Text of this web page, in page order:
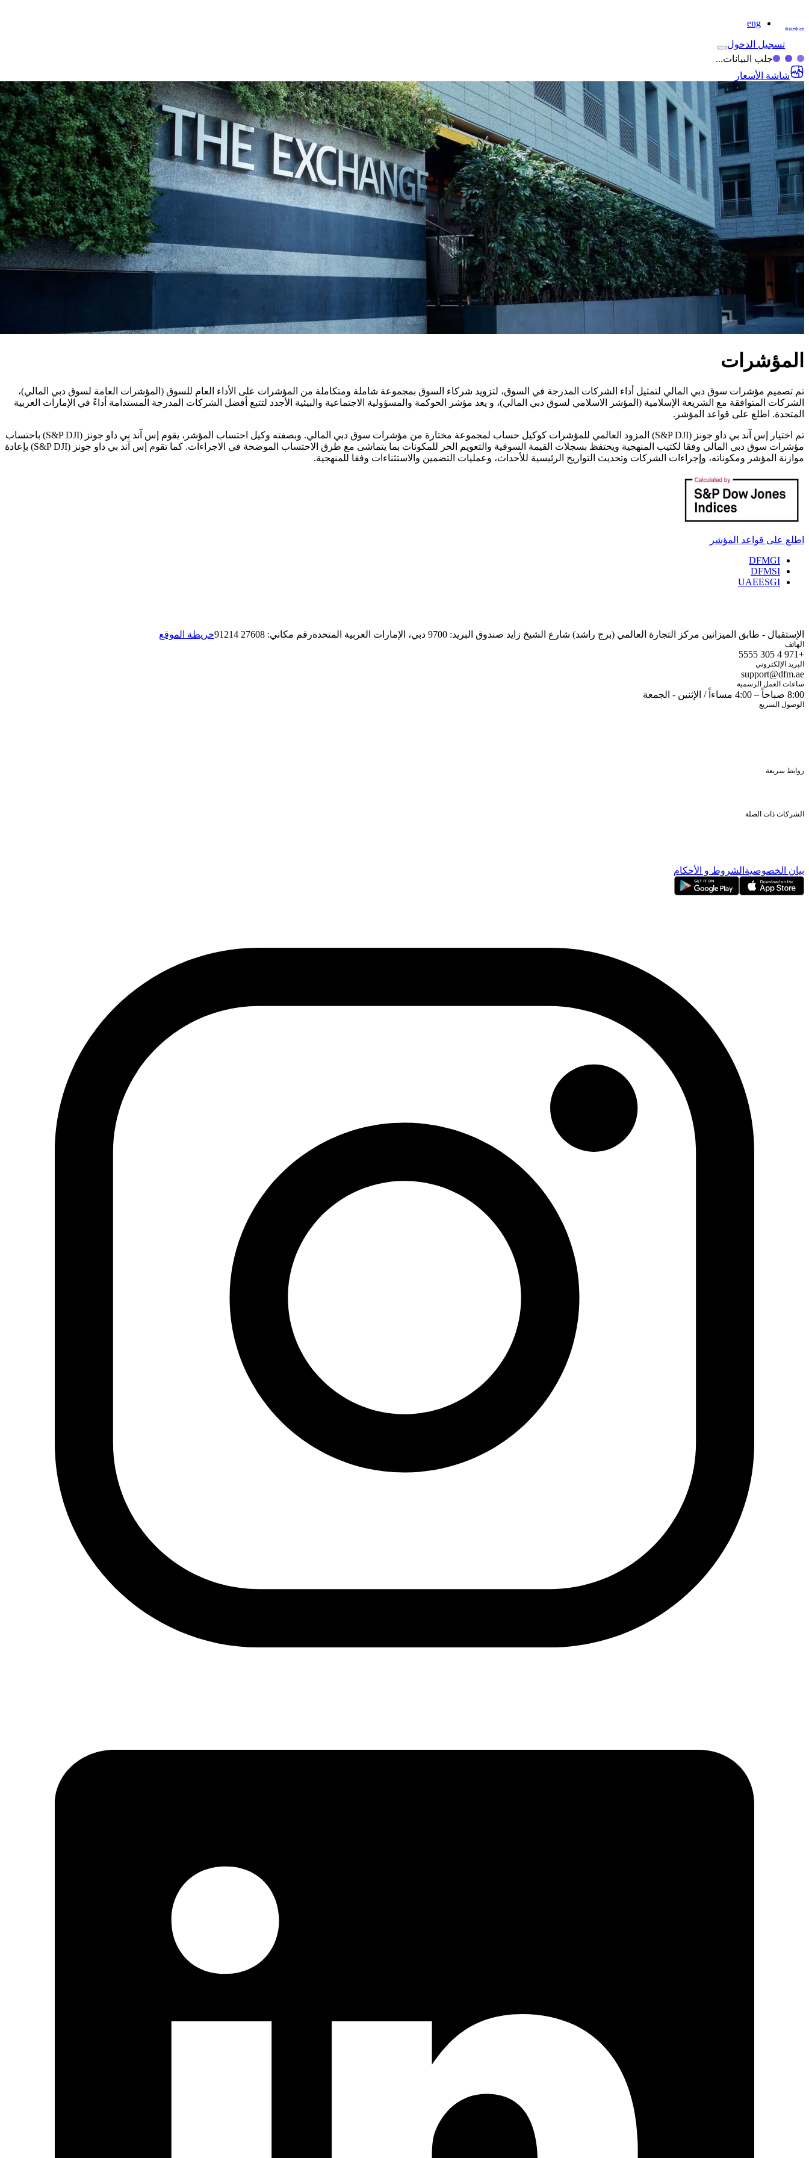
eng
تسجيل الدخول
جلب البيانات...
شاشة الأسعار
المؤشرات
تم تصميم مؤشرات سوق دبي المالي لتمثيل أداء الشركات المدرجة في السوق، لتزويد شركاء السوق بمجموعة شاملة ومتكاملة من المؤشرات على الأداء العام للسوق (المؤشرات العامة لسوق دبي المالي)،
الشركات المتوافقة مع الشريعة الإسلامية (المؤشر الاسلامي لسوق دبي المالي)، و يعد مؤشر الحوكمة والمسؤولية الاجتماعية والبيئية الأجدد لتتبع أفضل الشركات المدرجة المستدامة أداءً في الإمارات العربية
المتحدة. اطلع على قواعد المؤشر.
تم اختيار إس آند بي داو جونز (S&P DJI) المزود العالمي للمؤشرات كوكيل حساب لمجموعة مختارة من مؤشرات سوق دبي المالي. وبصفته وكيل احتساب المؤشر، يقوم إس آند بي داو جونز (S&P DJI) باحتساب
مؤشرات سوق دبي المالي وفقا لكتيب المنهجية ويحتفظ بسجلات القيمة السوقية والتعويم الحر للمكونات بما يتماشى مع طرق الاحتساب الموضحة في الاجراءات. كما تقوم إس آند بي داو جونز (S&P DJI) بإعادة
موازنة المؤشر ومكوناته، وإجراءات الشركات وتحديث التواريخ الرئيسية للأحداث، وعمليات التضمين والاستثناءات وفقا للمنهجية.
اطلع على قواعد المؤشر
DFMGI
DFMSI
UAEESGI
الإستقبال - طابق الميزانين مركز التجارة العالمي (برج راشد) شارع الشيخ زايد صندوق البريد: 9700 دبي، الإمارات العربية المتحدة رقم مكاني: 27608 91214 خريطة الموقع
الهاتف
+971 4 305 5555
البريد الإلكتروني
support@dfm.ae
ساعات العمل الرسمية
8:00 صباحاً – 4:00 مساءاً / الإثنين - الجمعة
الوصول السريع
روابط سريعة
الشركات ذات الصلة
بيان الخصوصية الشروط و الأحكام